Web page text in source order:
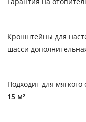
Кронштейны для
шасси
Подходит для
15 м²